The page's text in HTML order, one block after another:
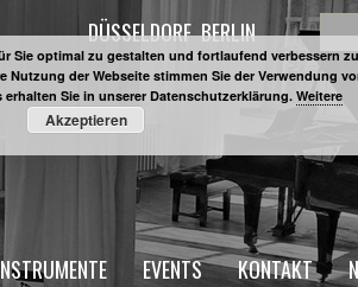
EVENTS KONTAKT
DÜSSELDORF BERLIN
Sie optimal zu gestalten und fortlaufend verbessern zu
der Webseite stimmen Sie der Verwendung
Sie in unserer Datenschutzerklärung. Weitere
Akzeptieren